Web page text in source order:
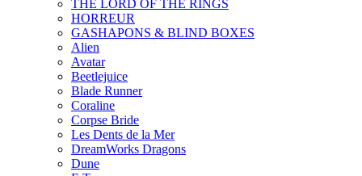
THE LORD OF THE RINGS
HORREUR
GASHAPONS & BLIND BOXES
Alien
Avatar
Beetlejuice
Blade Runner
Coraline
Corpse Bride
Les Dents de la Mer
DreamWorks Dragons
Dune